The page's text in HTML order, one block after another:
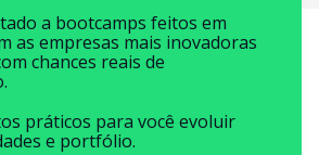
a bootcamps feitos em
as empresas mais inovadoras
chances reais de
práticos para você evoluir
e portfólio.